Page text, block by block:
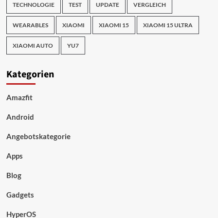
TECHNOLOGIE TEST UPDATE VERGLEICH
WEARABLES XIAOMI XIAOMI 15 XIAOMI 15 ULTRA
XIAOMI AUTO YU7
Kategorien
Amazfit
Android
Angebotskategorie
Apps
Blog
Gadgets
HyperOS